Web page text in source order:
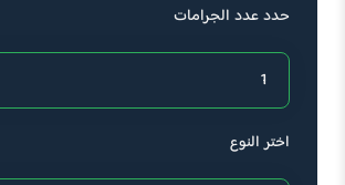
حدد عدد الجرامات
اختر النوع